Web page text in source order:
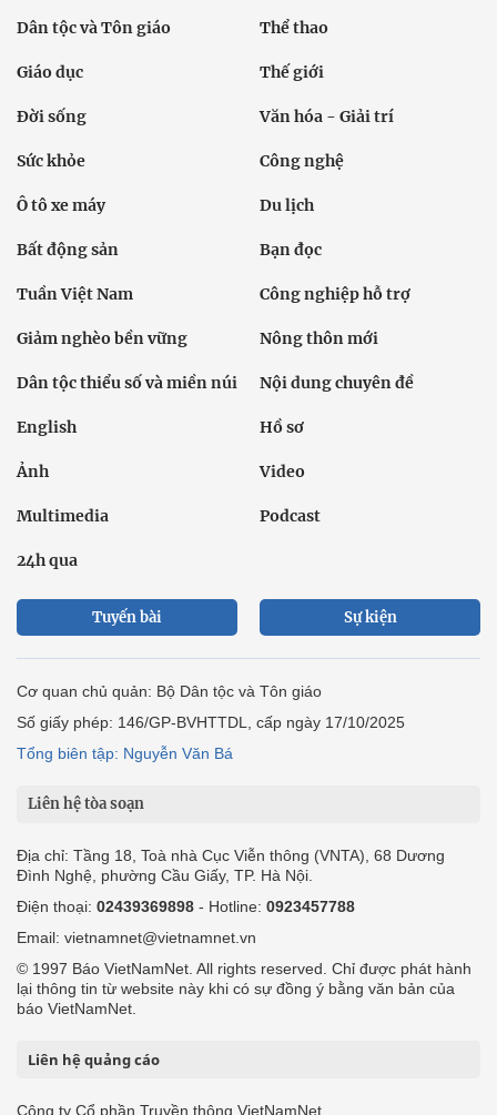
Dân tộc và Tôn giáo Thể thao
Giáo dục Thế giới
Đời sống Văn hóa - Giải trí
Sức khỏe Công nghệ
Ô tô xe máy Du lịch
Bất động sản Bạn đọc
Tuần Việt Nam Công nghiệp hỗ trợ
Giảm nghèo bền vững Nông thôn mới
Dân tộc thiểu số và miền núi Nội dung chuyên đề
English Hồ sơ
Ảnh Video
Multimedia Podcast
24h qua
Tuyến bài Sự kiện
Cơ quan chủ quản: Bộ Dân tộc và Tôn giáo
Số giấy phép: 146/GP-BVHTTDL, cấp ngày 17/10/2025
Tổng biên tập: Nguyễn Văn Bá
Liên hệ tòa soạn
Địa chỉ: Tầng 18, Toà nhà Cục Viễn thông (VNTA), 68 Dương
Đình Nghệ, phường Cầu Giấy, TP. Hà Nội.
Điện thoại: 02439369898 - Hotline: 0923457788
Email: vietnamnet@vietnamnet.vn
© 1997 Báo VietNamNet. All rights reserved. Chỉ được phát hành
lại thông tin từ website này khi có sự đồng ý bằng văn bản của
báo VietNamNet.
Liên hệ quảng cáo
Công ty Cổ phần Truyền thông VietNamNet